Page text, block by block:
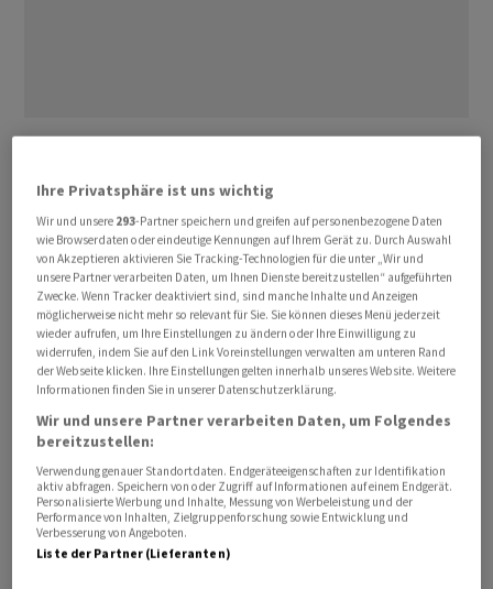
über 38 Euro. Den Xetra-Handel beschlossen hatte sie
mit einem Kurs von 36,46 Euro - in etwa so viel wie zu
Jahresbeginn. Auf Sicht von zwölf Monaten hat das
Papier knapp 9 Prozent verloren.
Zwischen dem Grossaktionär und der Führungsspitze
von Hugo Boss war es in jüngerer Zeit zu
Unstimmigkeiten gekommen. So hatte Frasers dem
Aufsichtsratschef Stephan Sturm im Dezember das
Vertrauen entzogen. Streit gab es unter anderem um
die Dividendenzahlung. Frasers ruderte jedoch am
Dienstag zurück und drückte Unterstützung für Sturm
und Dividendenpolitik aus.
Ihre Privatsphäre ist uns wichtig
Wir und unsere 293-Partner speichern und greifen auf personenbezogene Daten
wie Browserdaten oder eindeutige Kennungen auf Ihrem Gerät zu. Durch Auswahl
von Akzeptieren aktivieren Sie Tracking-Technologien für die unter „Wir und
unsere Partner verarbeiten Daten, um Ihnen Dienste bereitzustellen“ aufgeführten
Zwecke. Wenn Tracker deaktiviert sind, sind manche Inhalte und Anzeigen
möglicherweise nicht mehr so relevant für Sie. Sie können dieses Menü jederzeit
wieder aufrufen, um Ihre Einstellungen zu ändern oder Ihre Einwilligung zu
widerrufen, indem Sie auf den Link Voreinstellungen verwalten am unteren Rand
der Webseite klicken. Ihre Einstellungen gelten innerhalb unseres Website. Weitere
Informationen finden Sie in unserer Datenschutzerklärung.
Wir und unsere Partner verarbeiten Daten, um Folgendes
bereitzustellen:
Verwendung genauer Standortdaten. Endgeräteeigenschaften zur Identifikation
aktiv abfragen. Speichern von oder Zugriff auf Informationen auf einem Endgerät.
Personalisierte Werbung und Inhalte, Messung von Werbeleistung und der
Performance von Inhalten, Zielgruppenforschung sowie Entwicklung und
Verbesserung von Angeboten.
Liste der Partner (Lieferanten)